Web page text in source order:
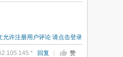
允许注册用户评论 请点击登录
回复 赞